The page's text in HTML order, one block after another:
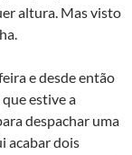
altura. Mas visto
e desde então
estive a
despachar uma
acabar dois